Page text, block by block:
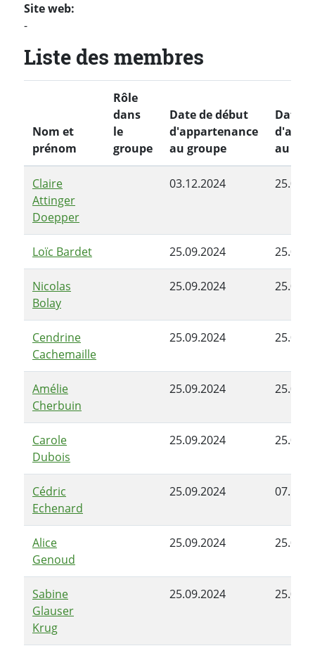
Site web:
-
Liste des membres
Nom et
prénom
Rôle
dans
le
groupe
Date de début
d'appartenance
au groupe
Date
au
Claire
Attinger
Doepper
03.12.2024
Loïc Bardet 25.09.2024
Nicolas
Bolay
25.09.2024
Cendrine
Cachemaille
25.09.2024
Amélie
Cherbuin
25.09.2024
Carole
Dubois
25.09.2024
Cédric
Echenard
25.09.2024
Alice
Genoud
25.09.2024
Sabine
Glauser
Krug
25.09.2024